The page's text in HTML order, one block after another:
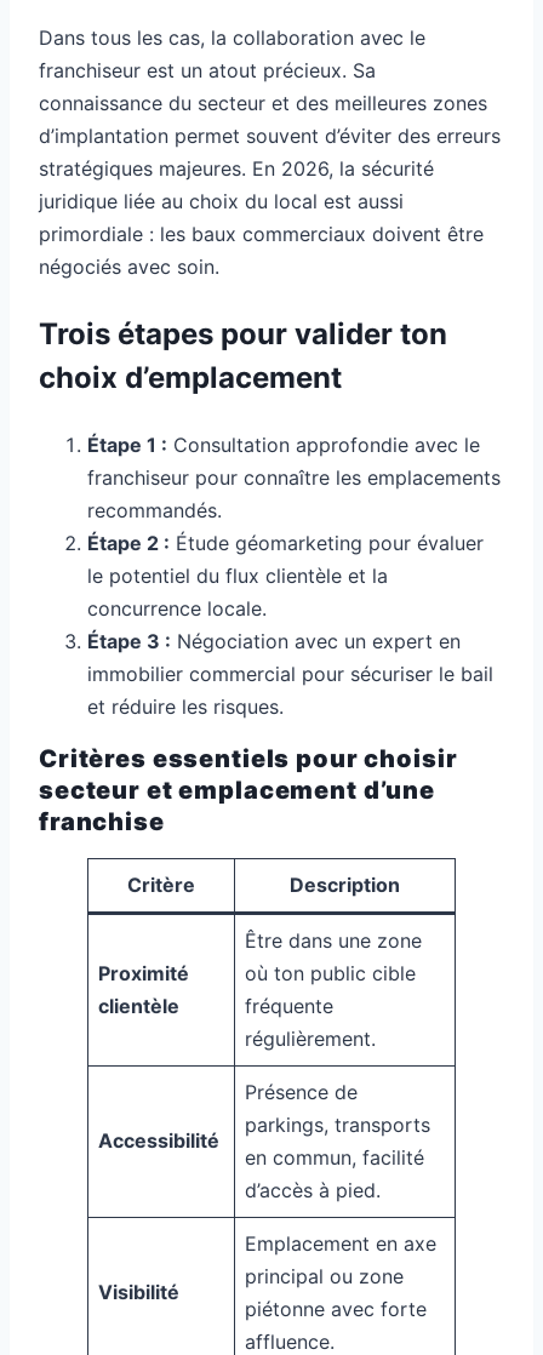
Dans tous les cas, la collaboration avec le
franchiseur est un atout précieux. Sa
connaissance du secteur et des meilleures zones
d’implantation permet souvent d’éviter des erreurs
stratégiques majeures. En 2026, la sécurité
juridique liée au choix du local est aussi
primordiale : les baux commerciaux doivent être
négociés avec soin.
Trois étapes pour valider ton
choix d’emplacement
Étape 1 : Consultation approfondie avec le
franchiseur pour connaître les emplacements
recommandés.
Étape 2 : Étude géomarketing pour évaluer
le potentiel du flux clientèle et la
concurrence locale.
Étape 3 : Négociation avec un expert en
immobilier commercial pour sécuriser le bail
et réduire les risques.
Critères essentiels pour choisir
secteur et emplacement d’une
franchise
Critère Description
Proximité
clientèle
Être dans une zone
où ton public cible
fréquente
régulièrement.
Accessibilité
Présence de
parkings, transports
en commun, facilité
d’accès à pied.
Visibilité
Emplacement en axe
principal ou zone
piétonne avec forte
affluence.